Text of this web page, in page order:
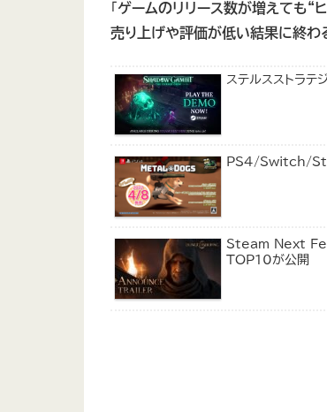
ゲームのリリース数が増えても“
売り上げや評価が低い結果に終わ
ステルスストラ
PS4/Switch/
Steam Next
TOP10が公開